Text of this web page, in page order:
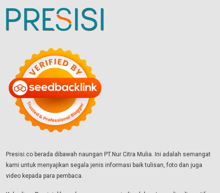
Presisi.co berada dibawah naungan PT.Nur Citra Mulia. Ini adalah semangat
kami untuk menyajikan segala jenis informasi baik tulisan, foto dan juga
video kepada para pembaca.